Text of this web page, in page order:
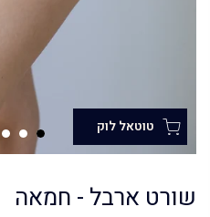
שורט ארבל - חמאה